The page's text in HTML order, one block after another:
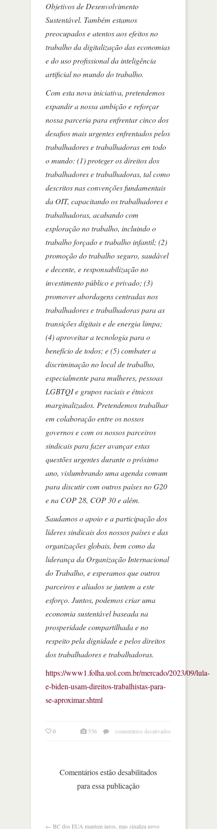
Objetivos de Desenvolvimento
Sustentável. Também estamos
preocupados e atentos aos efeitos no
trabalho da digitalização das economias
e do uso profissional da inteligência
artificial no mundo do trabalho.
Com esta nova iniciativa, pretendemos
expandir a nossa ambição e reforçar
nossa parceria para enfrentar cinco dos
desafios mais urgentes enfrentados pelos
trabalhadores e trabalhadoras em todo
o mundo: (1) proteger os direitos dos
trabalhadores e trabalhadoras, tal como
descritos nas convenções fundamentais
da OIT, capacitando os trabalhadores e
trabalhadoras, acabando com
exploração no trabalho, incluindo o
trabalho forçado e trabalho infantil; (2)
promoção do trabalho seguro, saudável
e decente, e responsabilização no
investimento público e privado; (3)
promover abordagens centradas nos
trabalhadores e trabalhadoras para as
transições digitais e de energia limpa;
(4) aproveitar a tecnologia para o
benefício de todos; e (5) combater a
discriminação no local de trabalho,
especialmente para mulheres, pessoas
LGBTQI e grupos raciais e étnicos
marginalizados. Pretendemos trabalhar
em colaboração entre os nossos
governos e com os nossos parceiros
sindicais para fazer avançar estas
questões urgentes durante o próximo
ano, vislumbrando uma agenda comum
para discutir com outros países no G20
e na COP 28, COP 30 e além.
Saudamos o apoio e a participação dos
líderes sindicais dos nossos países e das
organizações globais, bem como da
liderança da Organização Internacional
do Trabalho, e esperamos que outros
parceiros e aliados se juntem a este
esforço. Juntos, podemos criar uma
economia sustentável baseada na
prosperidade compartilhada e no
respeito pela dignidade e pelos direitos
dos trabalhadores e trabalhadoras.
https://www1.folha.uol.com.br/mercado/2023/09/lula-
e-biden-usam-direitos-trabalhistas-para-
se-aproximar.shtml
0 536 comentários desativados
Comentários estão desabilitados
para essa publicação
← BC dos EUA mantem juros, mas sinaliza novo